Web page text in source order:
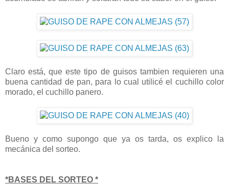
Claro está, que este tipo de guisos tambien requieren una
buena cantidad de pan, para lo cual utilicé el cuchillo color
morado, el cuchillo panero.
Bueno y como supongo que ya os tarda, os explico la
mecánica del sorteo.
*BASES DEL SORTEO *